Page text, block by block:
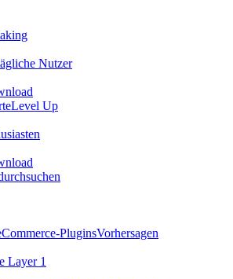
Nutzer
Level Up
PluginsVorhersagen
Layer 1